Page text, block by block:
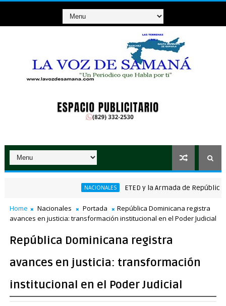
NACIONALES ETED y la Armada de República
Home Nacionales Portada
República Dominicana registra
avances en justicia: transformación institucional en el Poder Judicial
República Dominicana registra
avances en justicia: transformación
institucional en el Poder Judicial